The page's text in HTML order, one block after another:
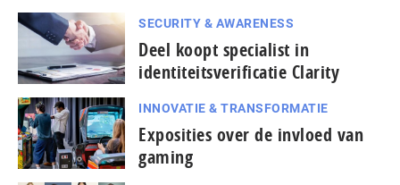
SECURITY & AWARENESS
Deel koopt specialist in
identiteitsverificatie Clarity
INNOVATIE & TRANSFORMATIE
Exposities over de invloed van
gaming